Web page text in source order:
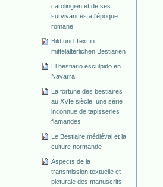
carolingien et de ses
survivances a l'époque
romane
Bild und Text in
mittelalterlichen Bestiarien
El bestiario esculpido en
Navarra
La fortune des bestiaires
au XVIe siècle: une série
inconnue de tapisseries
flamandes
Le Bestiaire médiéval et la
culture normande
Aspects de la
transmission textuelle et
picturale des manuscrits